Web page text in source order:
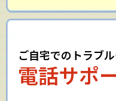
ご自宅でのトラブ
電話サポ